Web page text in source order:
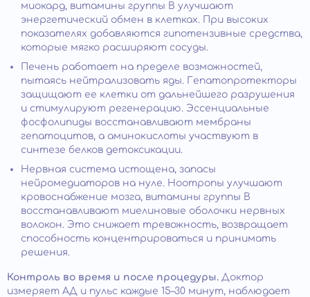
миокард, витамины группы B улучшают
энергетический обмен в клетках. При высоких
показателях добавляются гипотензивные средства,
которые мягко расширяют сосуды.
Печень работает на пределе возможностей,
пытаясь нейтрализовать яды. Гепатопротекторы
защищают ее клетки от дальнейшего разрушения
и стимулируют регенерацию. Эссенциальные
фосфолипиды восстанавливают мембраны
гепатоцитов, а аминокислоты участвуют в
синтезе белков детоксикации.
Нервная система истощена, запасы
нейромедиаторов на нуле. Ноотропы улучшают
кровоснабжение мозга, витамины группы B
восстанавливают миелиновые оболочки нервных
волокон. Это снижает тревожность, возвращает
способность концентрироваться и принимать
решения.
Контроль во время и после процедуры. Доктор
измеряет АД и пульс каждые 15–30 минут, наблюдает